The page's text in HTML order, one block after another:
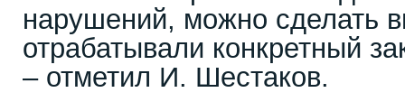
нарушений, можно сделать
отрабатывали конкретный
– отметил И. Шестаков.